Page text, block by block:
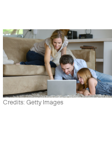
Credits: Getty Images